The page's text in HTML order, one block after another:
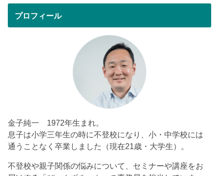
プロフィール
金子純一 1972年生まれ。
息子は小学三年生の時に不登校になり、小・中学校には
通うことなく卒業しました（現在21歳・大学生）。
不登校や親子関係の悩みについて、セミナーや講座をお